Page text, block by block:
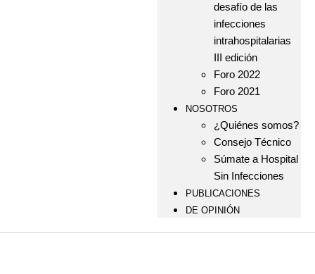
desafío de las
infecciones
intrahospitalarias
III edición
Foro 2022
Foro 2021
NOSOTROS
¿Quiénes somos?
Consejo Técnico
Súmate a Hospital
Sin Infecciones
PUBLICACIONES
DE OPINIÓN